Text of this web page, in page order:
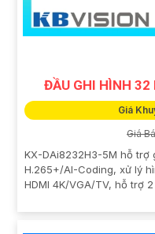
ĐẦU GHI HÌNH
Giá
Giá
KX-DAi8232H3-5M hỗ
H.265+/AI-Coding, xử lý
HDMI 4K/VGA/TV, hỗ trợ